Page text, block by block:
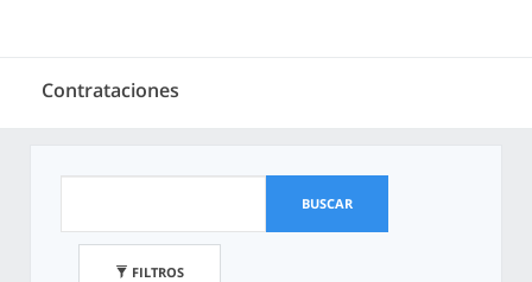
Contrataciones
BUSCAR
FILTROS